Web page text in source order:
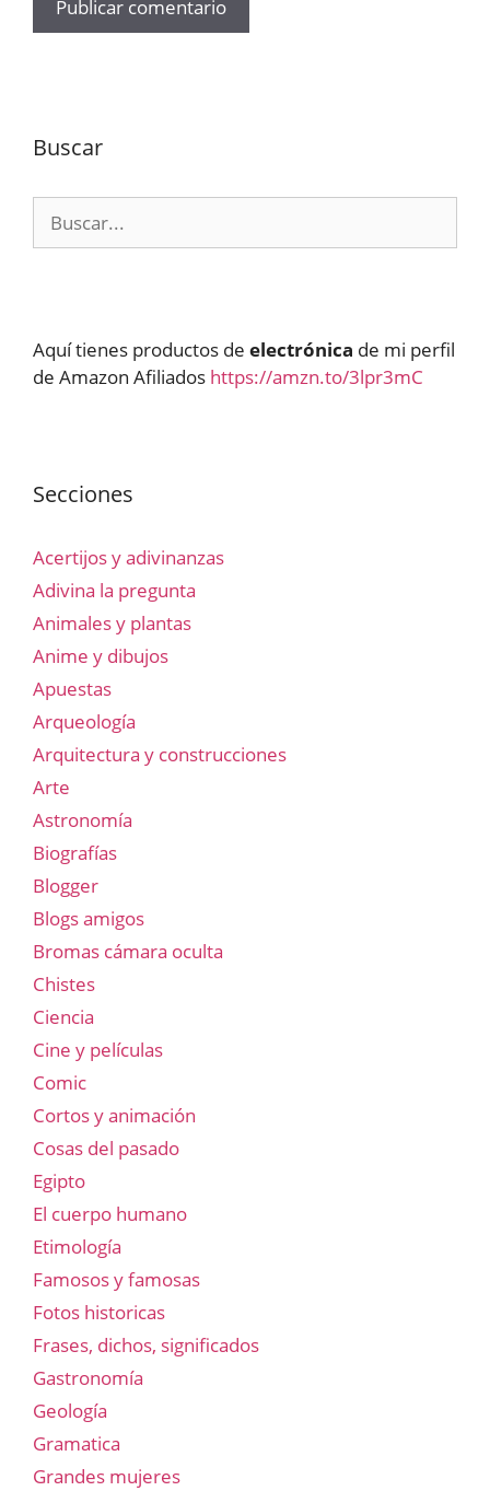
Buscar
Aquí tienes productos de electrónica de mi perfil
de Amazon Afiliados https://amzn.to/3lpr3mC
Secciones
Acertijos y adivinanzas
Adivina la pregunta
Animales y plantas
Anime y dibujos
Apuestas
Arqueología
Arquitectura y construcciones
Arte
Astronomía
Biografías
Blogger
Blogs amigos
Bromas cámara oculta
Chistes
Ciencia
Cine y películas
Comic
Cortos y animación
Cosas del pasado
Egipto
El cuerpo humano
Etimología
Famosos y famosas
Fotos historicas
Frases, dichos, significados
Gastronomía
Geología
Gramatica
Grandes mujeres